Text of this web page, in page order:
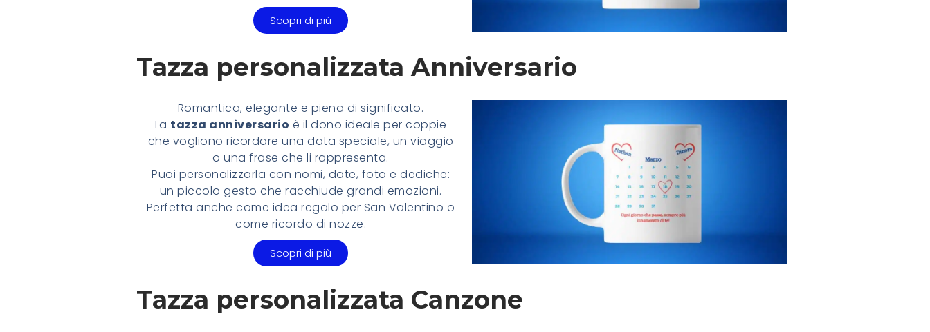
Scopri di più
Tazza personalizzata Anniversario
Romantica, elegante e piena di significato.
La tazza anniversario è il dono ideale per coppie
che vogliono ricordare una data speciale, un viaggio
o una frase che li rappresenta.
Puoi personalizzarla con nomi, date, foto e dediche:
un piccolo gesto che racchiude grandi emozioni.
Perfetta anche come idea regalo per San Valentino o
come ricordo di nozze.
Scopri di più
Tazza personalizzata Canzone